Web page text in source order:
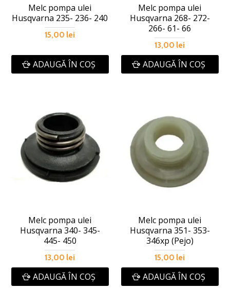
Melc pompa ulei
Husqvarna 235- 236- 240
15,00 lei
ADAUGĂ ÎN COŞ
Melc pompa ulei
Husqvarna 268- 272-
266- 61- 66
13,00 lei
ADAUGĂ ÎN COŞ
Melc pompa ulei
Husqvarna 340- 345-
445- 450
13,00 lei
ADAUGĂ ÎN COŞ
Melc pompa ulei
Husqvarna 351- 353-
346xp (Pejo)
15,00 lei
ADAUGĂ ÎN COŞ